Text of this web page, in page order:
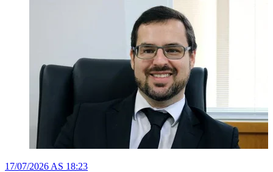
17/07/2026 AS 18:23